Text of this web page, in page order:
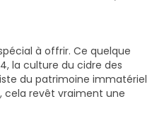
à offrir. Ce quelque
la culture du cidre des
du patrimoine immatériel
cela revêt vraiment une